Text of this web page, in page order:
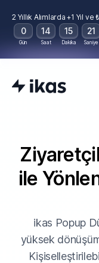
2 Yıllık Alımlarda +1 Yıl
0
Gün
14
Saat
15
Dakika
21
Saniye
ile
ikas Popup
yüksek